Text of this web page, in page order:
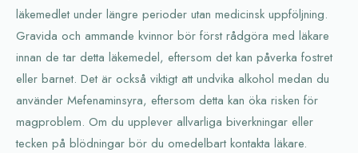
läkemedlet under längre perioder utan medicinsk uppföljning.
Gravida och ammande kvinnor bör först rådgöra med läkare
innan de tar detta läkemedel, eftersom det kan påverka fostret
eller barnet. Det är också viktigt att undvika alkohol medan du
använder Mefenaminsyra, eftersom detta kan öka risken för
magproblem. Om du upplever allvarliga biverkningar eller
tecken på blödningar bör du omedelbart kontakta läkare.